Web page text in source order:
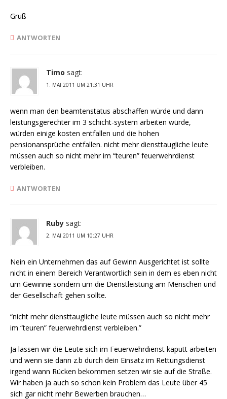
Gruß
ANTWORTEN
Timo sagt:
1. MAI 2011 UM 21:31 UHR
wenn man den beamtenstatus abschaffen würde und dann
leistungsgerechter im 3 schicht-system arbeiten würde,
würden einige kosten entfallen und die hohen
pensionansprüche entfallen. nicht mehr diensttaugliche leute
müssen auch so nicht mehr im “teuren” feuerwehrdienst
verbleiben.
ANTWORTEN
Ruby sagt:
2. MAI 2011 UM 10:27 UHR
Nein ein Unternehmen das auf Gewinn Ausgerichtet ist sollte
nicht in einem Bereich Verantwortlich sein in dem es eben nicht
um Gewinne sondern um die Dienstleistung am Menschen und
der Gesellschaft gehen sollte.
“nicht mehr diensttaugliche leute müssen auch so nicht mehr
im “teuren” feuerwehrdienst verbleiben.”
Ja lassen wir die Leute sich im Feuerwehrdienst kaputt arbeiten
und wenn sie dann z.b durch dein Einsatz im Rettungsdienst
irgend wann Rücken bekommen setzen wir sie auf die Straße.
Wir haben ja auch so schon kein Problem das Leute über 45
sich gar nicht mehr Bewerben brauchen…